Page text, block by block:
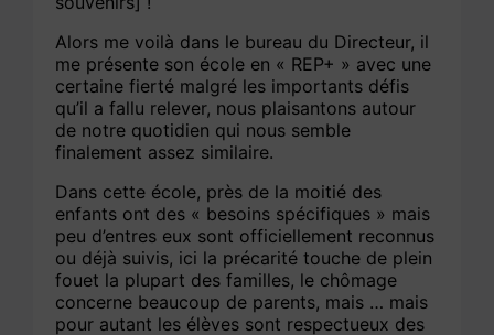
Alors me voilà dans le bureau du Directeur, il
me présente son école en « REP+ » avec une
certaine fierté malgré les importants défis
qu’il a fallu relever, nous plaisantons autour
de notre quotidien qui nous semble
finalement assez similaire.
Dans cette école, près de la moitié des
enfants ont des « besoins spécifiques » mais
peu d’entres eux sont officiellement reconnus
ou déjà suivis, ici la précarité touche de plein
fouet la plupart des familles, le chômage
concerne beaucoup de parents, mais … mais
pour autant les élèves sont respectueux des